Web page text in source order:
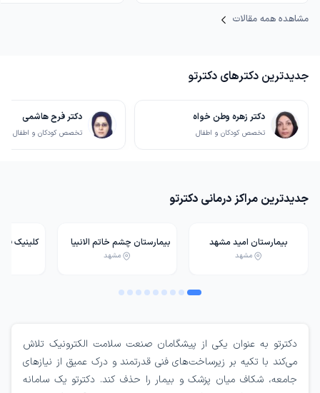
مشاهده همه مقالات
جدیدترین دکترهای دکترتو
دکتر زهره وطن خواه
تخصص کودکان و اطفال
دکتر فرح هاشمی
تخصص کودکان و اطفال
جدیدترین مراکز درمانی دکترتو
بیمارستان امید مشهد
مشهد
بیمارستان چشم خاتم الانبیا
مشهد
کلینیک
دکترتو به عنوان یکی از پیشگامان صنعت سلامت الکترونیک تلاش
می‌کند با تکیه بر زیرساخت‌های فنی قدرتمند و درک عمیق از نیازهای
جامعه، شکاف میان پزشک و بیمار را حذف کند. دکترتو یک سامانه